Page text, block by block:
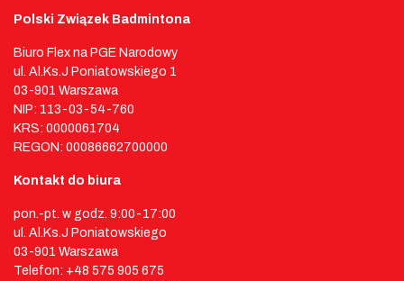
Polski Związek Badmintona
Biuro Flex na PGE Narodowy
ul. Al.Ks.J Poniatowskiego 1
03-901 Warszawa
NIP: 113-03-54-760
KRS: 0000061704
REGON: 00086662700000
Kontakt do biura
pon.-pt. w godz. 9:00-17:00
ul. Al.Ks.J Poniatowskiego
03-901 Warszawa
Telefon: +48 575 905 675